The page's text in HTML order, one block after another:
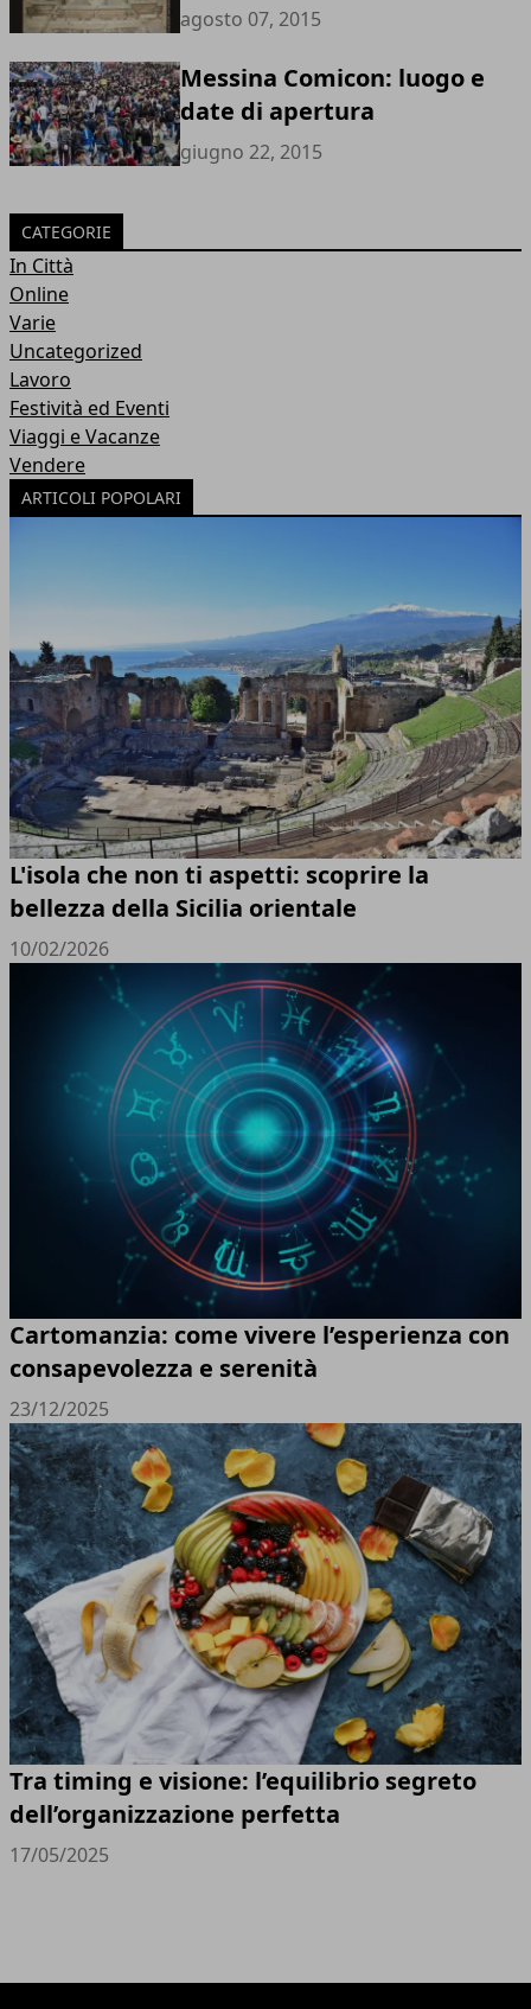
agosto 07, 2015
Messina Comicon: luogo e
date di apertura
giugno 22, 2015
CATEGORIE
In Città
Online
Varie
Uncategorized
Lavoro
Festività ed Eventi
Viaggi e Vacanze
Vendere
ARTICOLI POPOLARI
L'isola che non ti aspetti: scoprire la
bellezza della Sicilia orientale
10/02/2026
Cartomanzia: come vivere l’esperienza con
consapevolezza e serenità
23/12/2025
Tra timing e visione: l’equilibrio segreto
dell’organizzazione perfetta
17/05/2025